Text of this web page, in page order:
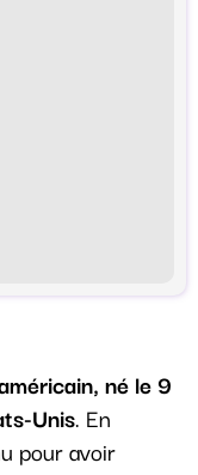
né le 9
Unis. En
pour avoir